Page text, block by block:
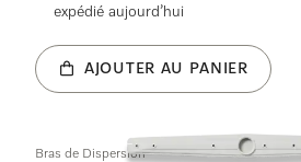
expédié aujourd’hui
AJOUTER AU PANIER
Bras de Dispersion